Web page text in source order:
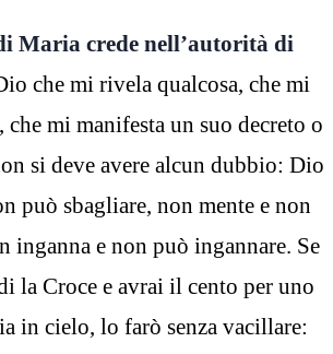
Maria crede nell’autorità di
che mi rivela qualcosa, che mi
che mi manifesta un suo decreto o
si deve avere alcun dubbio: Dio
può sbagliare, non mente e non
inganna e non può ingannare. Se
la Croce e avrai il cento per uno
in cielo, lo farò senza vacillare: